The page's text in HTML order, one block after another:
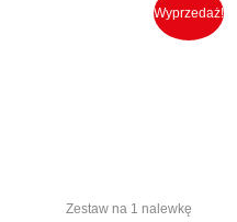
Wyprzedaż!
Zestaw na 1 nalewkę
produkt
ma
stronie